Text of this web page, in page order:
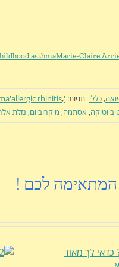
asthmaMarie-Claire
, כללי |תגיות: 'hbeu
rhinitis,
, אסתמה, מיקרוביום, נזלת
לכם !